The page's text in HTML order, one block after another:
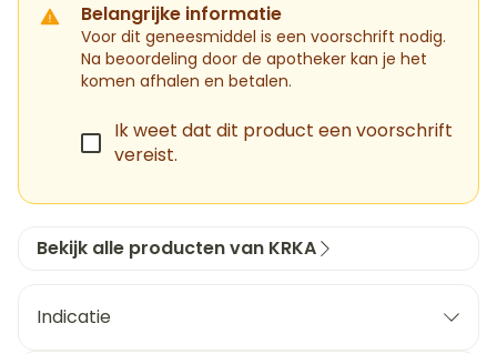
Belangrijke informatie
Voor dit geneesmiddel is een voorschrift nodig.
Na beoordeling door de apotheker kan je het
komen afhalen en betalen.
Ik weet dat dit product een voorschrift
vereist.
Bekijk alle producten van KRKA
Indicatie